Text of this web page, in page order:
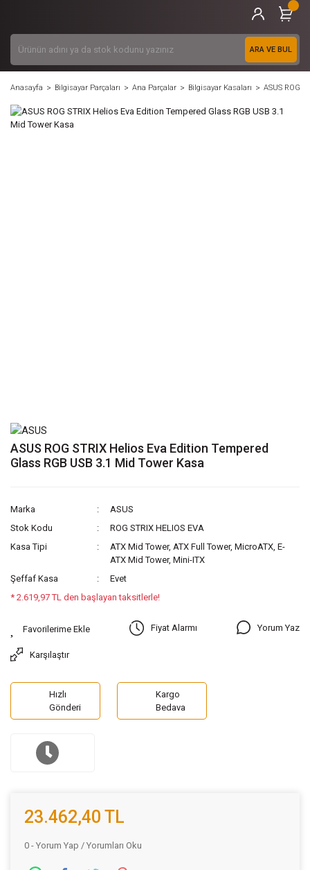
ARA VE BUL
Anasayfa Bilgisayar Parçaları Ana Parçalar Bilgisayar Kasaları ASUS ROG
ASUS ROG STRIX Helios Eva Edition Tempered
Glass RGB USB 3.1 Mid Tower Kasa
Marka
ASUS
Stok Kodu
ROG STRIX HELIOS EVA
Kasa Tipi
ATX Mid Tower, ATX Full Tower, MicroATX, E-
ATX Mid Tower, Mini-ITX
Şeffaf Kasa
Evet
* 2.619,97 TL den başlayan taksitlerle!
Fiyat Alarmı Yorum Yaz
Karşılaştır
Hızlı
Gönderi
Kargo
Bedava
23.462,40 TL
0 - Yorum Yap / Yorumları Oku